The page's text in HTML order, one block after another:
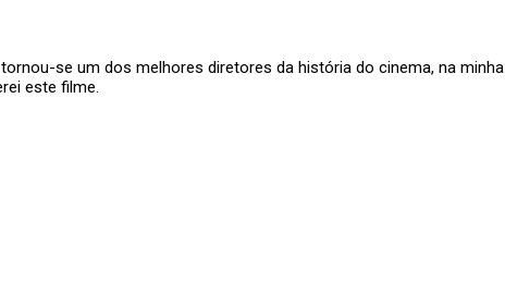
se um dos melhores diretores da história do cinema, na minha
este filme.